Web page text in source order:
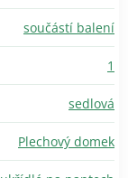
součástí balení
1
sedlová
Plechový domek